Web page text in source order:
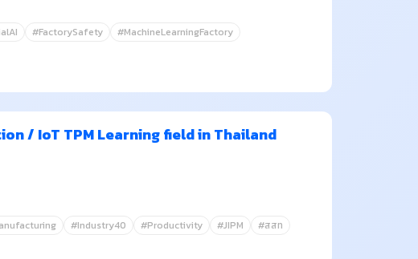
#FactorySafety
#MachineLearningFactory
/ IoT TPM Learning field in Thailand
#Industry40 #Productivity #JIPM #สสท